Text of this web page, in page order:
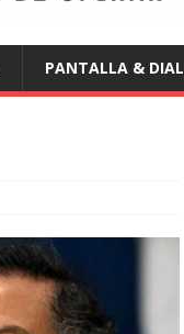
PANTALLA & DIAL